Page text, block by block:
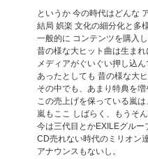
というか 今の時代はどんな
結局 娯楽 文化の細分化と多
一般的に コンテンツを購入
昔の様な大ヒット曲は生まれ
メディアがぐいぐい押し込
あったとしても 昔の様な大ヒ
その中でも、あまり特典を
この売上げを保っている嵐は
嵐もここ しばらく、もうそ
今は三代目とかEXILEグルー
CD売れない時代のミリオン
アナウンスもないし。